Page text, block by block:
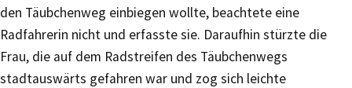
den Täubchenweg einbiegen wollte, beachtete eine
Radfahrerin nicht und erfasste sie. Daraufhin stürzte die
Frau, die auf dem Radstreifen des Täubchenwegs
stadtauswärts gefahren war und zog sich leichte